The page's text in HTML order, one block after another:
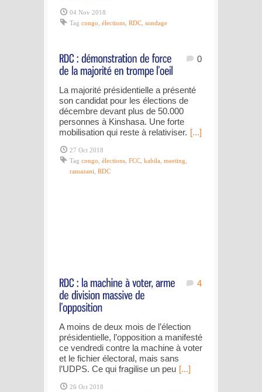
04 Nov 2018
Tag congo élections RDC sondage
0
La majorité présidentielle a présenté
son candidat pour les élections de
décembre devant plus de 50.000
personnes à Kinshasa. Une forte
mobilisation qui reste à relativiser. [...]
27 Oct 2018
Tag congo élections FCC kabila meeting
ramazani RDC
4
A moins de deux mois de l’élection
présidentielle, l’opposition a manifesté
ce vendredi contre la machine à voter
et le fichier électoral, mais sans
l’UDPS. Ce qui fragilise un peu [...]
26 Oct 2018